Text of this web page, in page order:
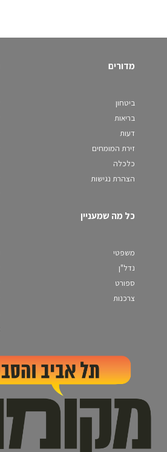
מדורים
ביטחון
בריאות
דעות
זירת המומחים
כלכלה
הצהרת נגישות
כל מה שמעניין
משפטי
נדל"ן
ספורט
צרכנות